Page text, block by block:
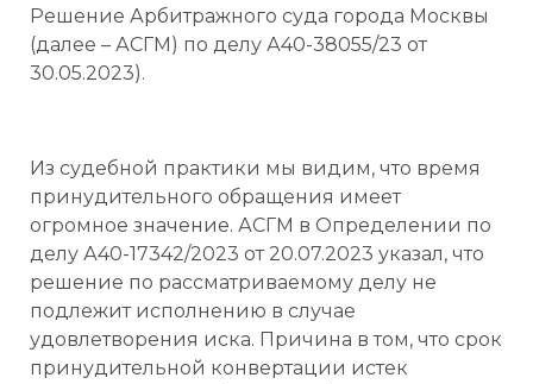
Решение Арбитражного суда города Москвы
(далее – АСГМ) по делу А40-38055/23 от
30.05.2023).
Из судебной практики мы видим, что время
принудительного обращения имеет
огромное значение. АСГМ в Определении по
делу А40-17342/2023 от 20.07.2023 указал, что
решение по рассматриваемому делу не
подлежит исполнению в случае
удовлетворения иска. Причина в том, что срок
принудительной конвертации истек